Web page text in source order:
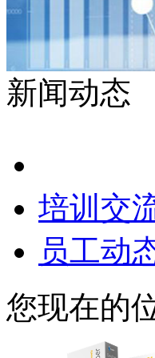
新闻动态
培训交
员工动
您现在的